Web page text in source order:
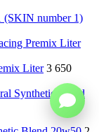
number 1)
Liter 3 650